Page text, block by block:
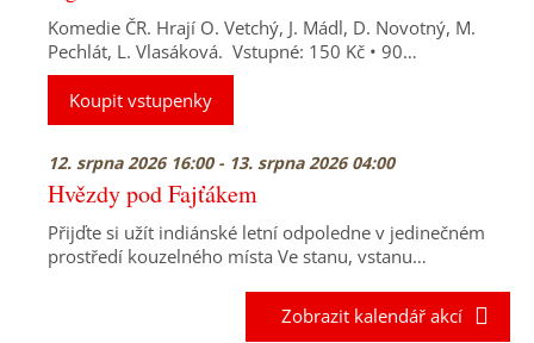
Komedie ČR. Hrají O. Vetchý, J. Mádl, D. Novotný, M.
Pechlát, L. Vlasáková. Vstupné: 150 Kč • 90…
Koupit vstupenky
12. srpna 2026 16:00 - 13. srpna 2026 04:00
Hvězdy pod Fajťákem
Přijďte si užít indiánské letní odpoledne v jedinečném
prostředí kouzelného místa Ve stanu, vstanu…
Zobrazit kalendář akcí